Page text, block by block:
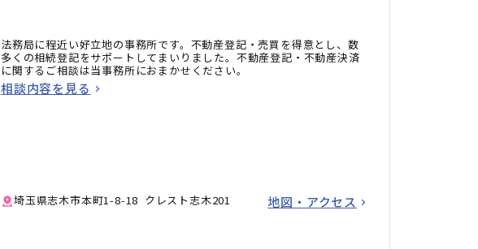
法務局に程近い好立地の事務所です。不動産登記・売買を得意とし、数
多くの相続登記をサポートしてまいりました。不動産登記・不動産決済
に関するご相談は当事務所におまかせください。
相談内容を見る
埼玉県志木市本町1-8-18 クレスト志木201 地図・アクセス